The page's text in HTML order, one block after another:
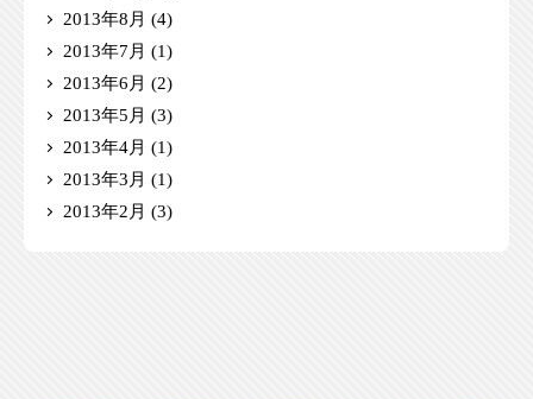
2013年8月 (4)
2013年7月 (1)
2013年6月 (2)
2013年5月 (3)
2013年4月 (1)
2013年3月 (1)
2013年2月 (3)